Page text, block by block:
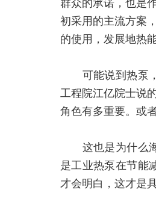
群众的承诺，也是
初采用的主流方案
的使用，发展地热
可能说到热泵，
工程院江亿院士说
角色有多重要。或
这也是为什么海
是工业热泵在节能
才会明白，这才是